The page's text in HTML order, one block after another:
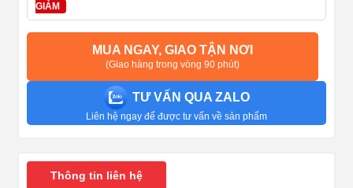
GIẢM
MUA NGAY, GIAO TẬN NƠI
(Giao hàng trong vòng 90 phút)
TƯ VẤN QUA ZALO
Liên hệ ngay để được tư vấn về sản phẩm
Thông tin liên hệ